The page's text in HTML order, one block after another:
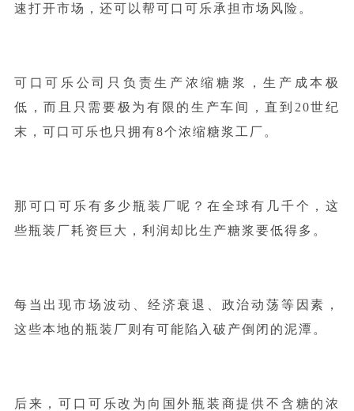
速打开市场，还可以帮可口可乐承担市场风险。
可口可乐公司只负责生产浓缩糖浆，生产成本极
低，而且只需要极为有限的生产车间，直到20世纪
末，可口可乐也只拥有8个浓缩糖浆工厂。
那可口可乐有多少瓶装厂呢？在全球有几千个，这
些瓶装厂耗资巨大，利润却比生产糖浆要低得多。
每当出现市场波动、经济衰退、政治动荡等因素，
这些本地的瓶装厂则有可能陷入破产倒闭的泥潭。
后来，可口可乐改为向国外瓶装商提供不含糖的浓